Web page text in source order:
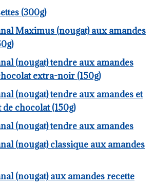
(300g)
Maximus (nougat) aux amandes
(nougat) tendre aux amandes
extra-noir (150g)
(nougat) tendre aux amandes et
chocolat (150g)
(nougat) tendre aux amandes
(nougat) classique aux amandes
(nougat) aux amandes recette